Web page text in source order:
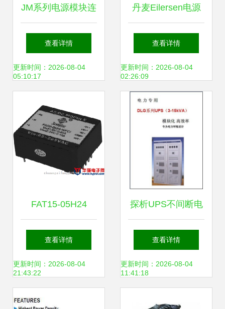
JM系列电源模块连
接器深度解析
JMD40A与类三菱
查看详情
更新时间：2026-08-04
05:10:17
丹麦Eilersen电源
模块 化工行业精密
仪器的关键动力源
查看详情
更新时间：2026-08-04
02:26:09
FAT15-05H24
NFCI电源模块产品
资料详解
查看详情
更新时间：2026-08-04
21:43:22
探析UPS不间断电
源价格与厂家选择
以南通天泉太阳能
查看详情
更新时间：2026-08-04
11:41:18